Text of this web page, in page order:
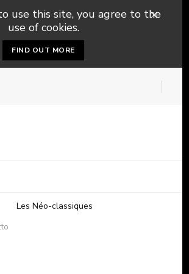
use this site, you agree to the
use of cookies.
FIND OUT MORE
Les Néo-classiques